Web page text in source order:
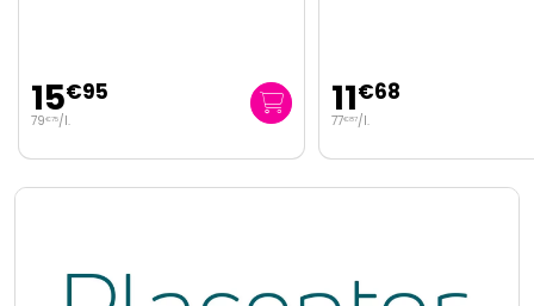
11€68
77 17€
512